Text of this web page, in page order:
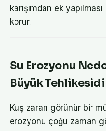
karışımdan ek
korur.
Su Erozyonu
Büyük
Kuş zararı görünür bir
erozyonu çoğu zaman